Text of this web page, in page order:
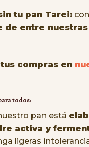
tu pan Tarei:
de entre
compras en
todos:
pan está
activa y
ligeras